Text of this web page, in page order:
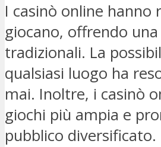
I casinò online
giocano, offrendo
tradizionali. La
qualsiasi luogo ha
mai. Inoltre, i casinò
giochi più ampia e
pubblico diversificato.